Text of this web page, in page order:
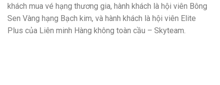
khách mua vé hạng thương gia, hành khách là hội viên Bông
Sen Vàng hạng Bạch kim, và hành khách là hội viên Elite
Plus của Liên minh Hàng không toàn cầu – Skyteam.